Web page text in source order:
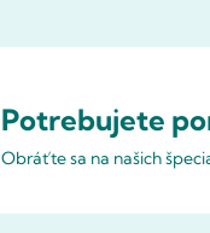
Potrebujete
Obráťte sa na našich